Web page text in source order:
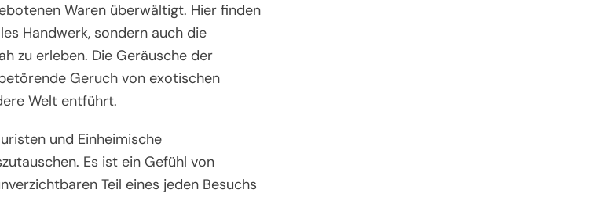
Waren überwältigt. Hier finden
Handwerk, sondern auch die
zu erleben. Die Geräusche der
Geruch von exotischen
Welt entführt.
und Einheimische
Es ist ein Gefühl von
Teil eines jeden Besuchs